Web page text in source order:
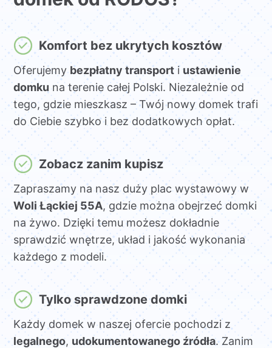
Komfort bez ukrytych kosztów
Oferujemybezpłatny transporti ustawienie
domkuna terenie całej Polski. Niezależnie od
tego, gdzie mieszkasz – Twój nowy domek trafi
do Ciebie szybko i bez dodatkowych opłat.
Zobacz zanim kupisz
Zapraszamy na nasz duży plac wystawowy w
Woli Łąckiej 55A, gdzie można obejrzeć domki
na żywo. Dzięki temu możesz dokładnie
sprawdzić wnętrze, układ i jakość wykonania
każdego z modeli.
Tylko sprawdzone domki
Każdy domek w naszej ofercie pochodzi z
legalnego, udokumentowanego źródła. Zanim